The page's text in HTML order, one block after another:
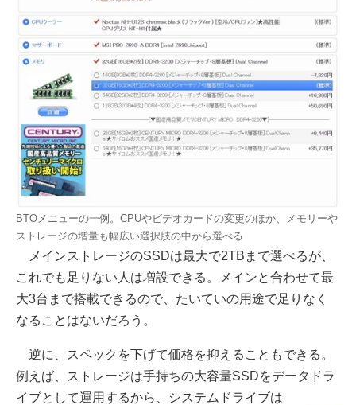
BTOメニューの一例。CPUやビデオカードの変更のほか、メモリーや
ストレージの増量も幅広い選択肢の中から選べる
メインストレージのSSDは最大で2TBまで選べるが、
これでも足りない人は増設できる。メインと合わせて最
大3台まで搭載できるので、たいていの用途で足りなく
なることはないだろう。
逆に、スペックを下げて価格を抑えることもできる。
例えば、ストレージは手持ちの大容量SSDをデータドラ
イブとして運用するから、システムドライブは